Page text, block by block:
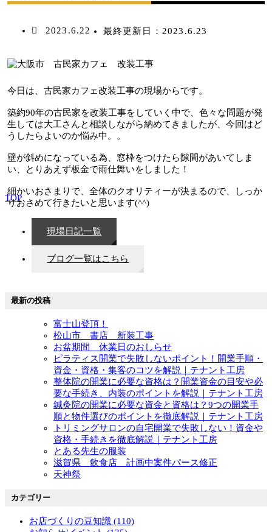
TOP
2023.6.22 最終更新日： 2023.6.23
今日は、古民家カフェ改装工事の現場からです。
築約90年の古民家を改装工事をしていく中で、色々な問題が発
生しては大工さんと相談しながら納めてきましたが、今回はど
うしたらよいのか悩み中。。
壁が斜めになっている為、窓枠をつけたら隙間があいてしま
い、とりあえず板金で雨仕舞いをしました！
細かいおさまりで、全体のクオリティーが決まるので、しっか
りおさめて行きたいと思います(^^)
現場日記一覧
ブログ一覧はこちら
最新の投稿
富士山登頂！
松山市 書店 新装工事
お盆期間 休業日のおしらせ
ピラティス開業で失敗しないポイント！開業手順・
資金・資格・集客のコツを解説｜テナント工房
整体院の開業に必要な資格は？開業資金の目安や必
要な手続き、内装のポイントを解説｜テナント工房
鍼灸院の開業に必要な資金と資格は？9つの開業手
順と物件選びのポイントを徹底解説｜テナント工房
トリミングサロンの自宅開業で失敗しない！資金や
資格・手続きを徹底解説｜テナント工房
とある先生の服装
滋賀県 飲食店 計画中案件パース修正
天神祭
カテゴリー
お店づくりの豆知識 (110)